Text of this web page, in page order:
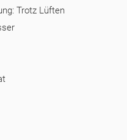
Trotz Lüften